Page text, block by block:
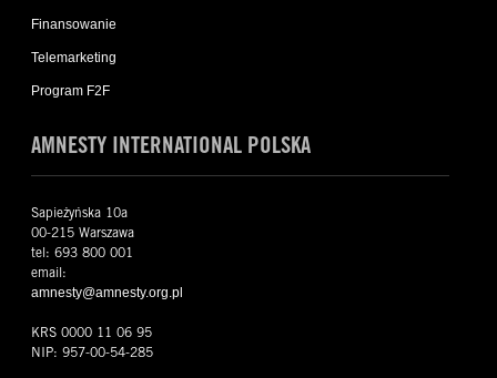
Finansowanie
Telemarketing
Program F2F
AMNESTY INTERNATIONAL POLSKA
Sapieżyńska 10a
00-215 Warszawa
tel: 693 800 001
email:
amnesty@amnesty.org.pl
KRS 0000 11 06 95
NIP: 957-00-54-285